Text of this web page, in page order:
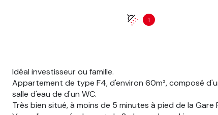
1
Idéal investisseur ou famille.
Appartement de type F4, d'environ 60m², composé
salle d'eau de d'un WC.
Très bien situé, à moins de 5 minutes à pied de la Gare